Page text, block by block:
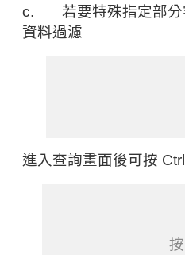
c. 若要特殊指定部分
資料過濾
進入查詢畫面後可按